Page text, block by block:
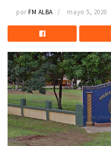
por FM ALBA mayo 5, 2020